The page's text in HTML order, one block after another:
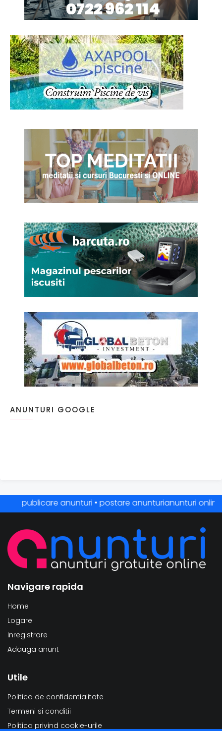
ANUNTURI GOOGLE
publicare anunturi • postare anunturianunturi online
Navigare rapida
Home
Logare
Inregistrare
Adauga anunt
Utile
Politica de confidentialitate
Termeni si conditii
Politica privind cookie-urile